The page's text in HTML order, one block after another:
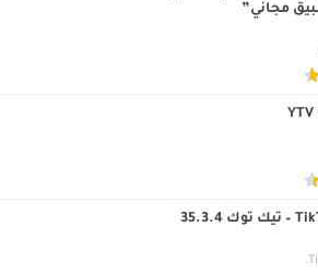
مجاني”
YTV